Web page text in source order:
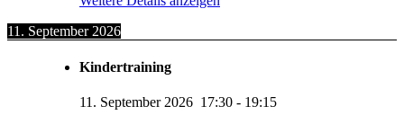
11. September 2026
Kindertraining
11. September 2026 17:30 - 19:15